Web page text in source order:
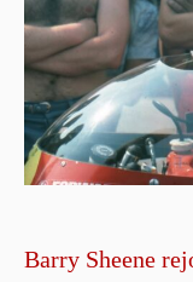
Barry Sheene